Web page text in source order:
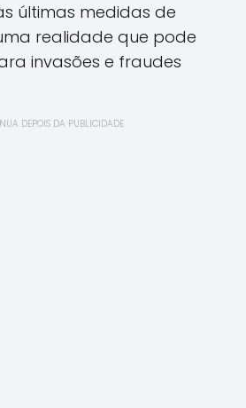
últimas medidas de
realidade que pode
invasões e fraudes
DEPOIS DA PUBLICIDADE